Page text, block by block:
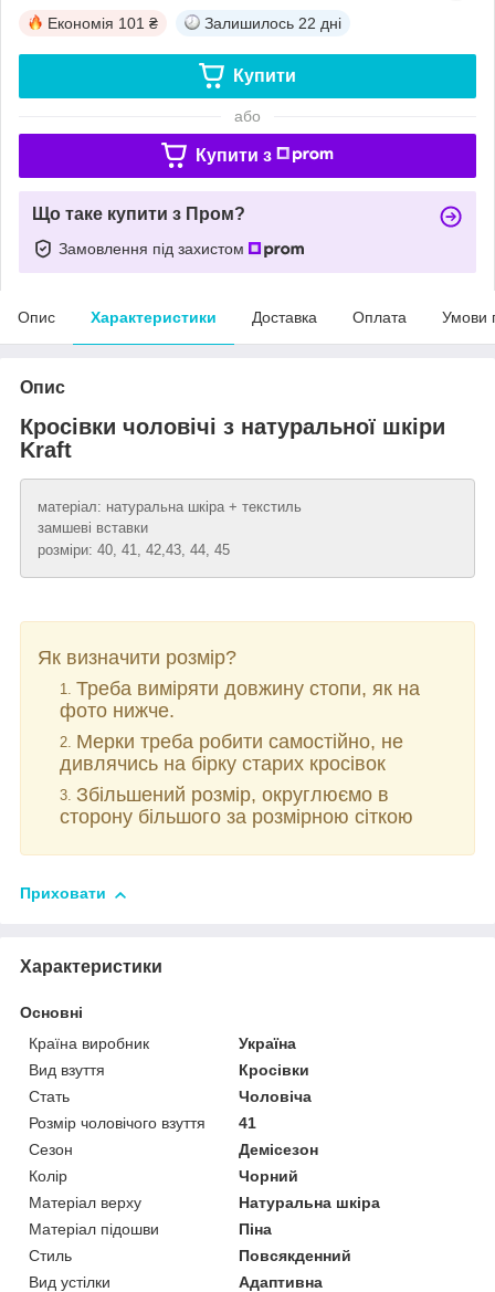
Економія 101 ₴ Залишилось 22 дні
Купити
або
Купити з
Що таке купити з Пром?
Замовлення під захистом
Опис Характеристики Доставка Оплата Умови
Опис
Кросівки чоловічі з натуральної шкіри
Kraft
матеріал: натуральна шкіра + текстиль
замшеві вставки
розміри: 40, 41, 42,43, 44, 45
Як визначити розмір?
Треба виміряти довжину стопи, як на
фото нижче.
Мерки треба робити самостійно, не
дивлячись на бірку старих кросівок
Збільшений розмір, округлюємо в
сторону більшого за розмірною сіткою
Приховати
Характеристики
Основні
Країна виробник
Україна
Вид взуття
Кросівки
Стать
Чоловіча
Розмір чоловічого взуття
41
Сезон
Демісезон
Колір
Чорний
Матеріал верху
Натуральна шкіра
Матеріал підошви
Піна
Стиль
Повсякденний
Вид устілки
Адаптивна